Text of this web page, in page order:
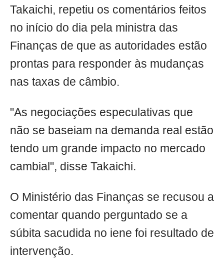
Takaichi, repetiu os comentários feitos
no início do dia pela ministra das
Finanças de que as autoridades estão
prontas para responder às mudanças
nas taxas de câmbio.
"As negociações especulativas que
não se baseiam na demanda real estão
tendo um grande impacto no mercado
cambial", disse Takaichi.
O Ministério das Finanças se recusou a
comentar quando perguntado se a
súbita sacudida no iene foi resultado de
intervenção.